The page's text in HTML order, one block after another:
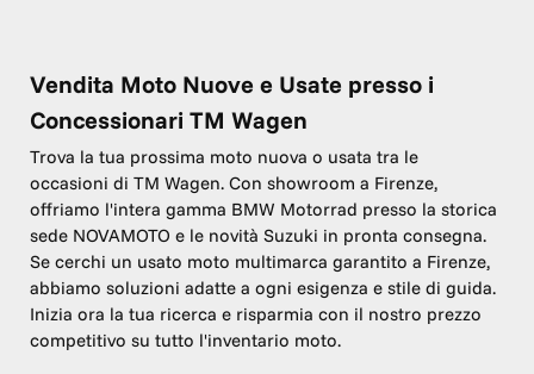
Vendita Moto Nuove e Usate presso i
Concessionari TM Wagen
Trova la tua prossima moto nuova o usata tra le
occasioni di TM Wagen. Con showroom a Firenze,
offriamo l'intera gamma BMW Motorrad presso la storica
sede NOVAMOTO e le novità Suzuki in pronta consegna.
Se cerchi un usato moto multimarca garantito a Firenze,
abbiamo soluzioni adatte a ogni esigenza e stile di guida.
Inizia ora la tua ricerca e risparmia con il nostro prezzo
competitivo su tutto l'inventario moto.